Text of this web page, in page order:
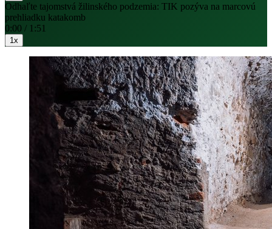
Odhaľte tajomstvá žilinského podzemia: TIK pozýva na marcovú
prehliadku katakomb
0:00 / 1:51
1x